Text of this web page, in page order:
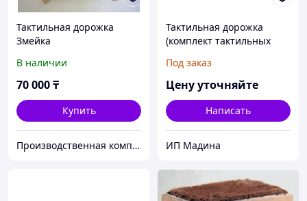
Тактильная дорожка
Змейка
В наличии
70 000₸
Купить
Производственная компания ТОО "Идиль"
Тактильная дорожка
(комплект тактильных
Под заказ
Цену уточняйте
Написать
ИП Мадина